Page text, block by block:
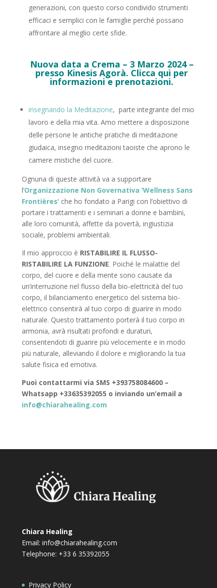
generazioni, con questo corso condivido strumenti
efficaci e semplici con le famiglie perché possano
affrontare al meglio certe sfide.
Nuova data a Crema – 3 Marzo 2024 –
presso Kinesis Agorà. Clicca qui per
informazioni e prenotazioni.
insegnando la Meditazione, parte integrante del mio
lavoro e della mia vita. Amo mettere a disposizione
delle persone le antiche pratiche di meditazione
giudaica, insegno meditazioni taoiste che aprono le
camere mistiche del cuore.
Ognuna di queste attività va a supportare
l’Organizzazione Non Governativa ‘Wellness Sans
Frontières’ che ho fondato a Parigi con l’obiettivo di
portare i trattamenti e i seminari a donne e bambini,
alle loro comunità, affette da povertà, ingiustizia
sociale, problemi ambientali.
Il mio approccio è RISTABILIRE IL FLUSSO-
RISTABILIRE LA FUNZIONE. Poiché le malattie del
corpo, del cuore e della mente sono causate da
un’interruzione nel flusso della bio-elettricità del tuo
corpo, il bilanciamento energetico del sistema bio-
elettrico consentirà al tuo corpo di guarire in modo
naturale. Questo trattamento porterà il tuo corpo in
armonia, avrà risultati profondi e duraturi,
consentendoti di guarire più velocemente e in modo
più naturale, alleviando il dolore e migliorando la tua
salute fisica ed emotiva.
Puoi contattarmi via SMS +393758084600 –
Whatsapp +33635392055 o inviando un’email a
info@chiarahealing.com
Chiara Healing
Email: info@chiarahealing.com
Telephone: +33 6 35392055
Privacy Policy